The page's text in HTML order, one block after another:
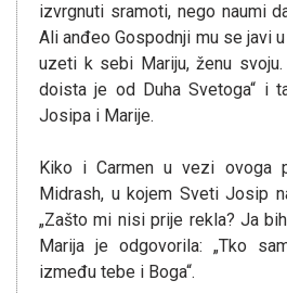
izvrgnuti sramoti, nego naumi
Ali anđeo Gospodnji mu se javi
uzeti k sebi Mariju, ženu
doista je od Duha Svetoga“ i
Josipa i Marije.
Kiko i Carmen u vezi ovoga
Midrash, u kojem Sveti Josip
„Zašto mi nisi prije rekla? Ja
Marija je odgovorila: „Tko
između tebe i Boga“.